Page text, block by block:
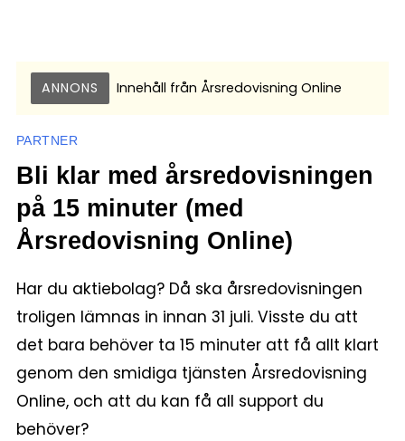
ANNONS Innehåll från Årsredovisning Online
PARTNER
Bli klar med årsredovisningen
på 15 minuter (med
Årsredovisning Online)
Har du aktiebolag? Då ska årsredovisningen
troligen lämnas in innan 31 juli. Visste du att
det bara behöver ta 15 minuter att få allt klart
genom den smidiga tjänsten Årsredovisning
Online, och att du kan få all support du
behöver?